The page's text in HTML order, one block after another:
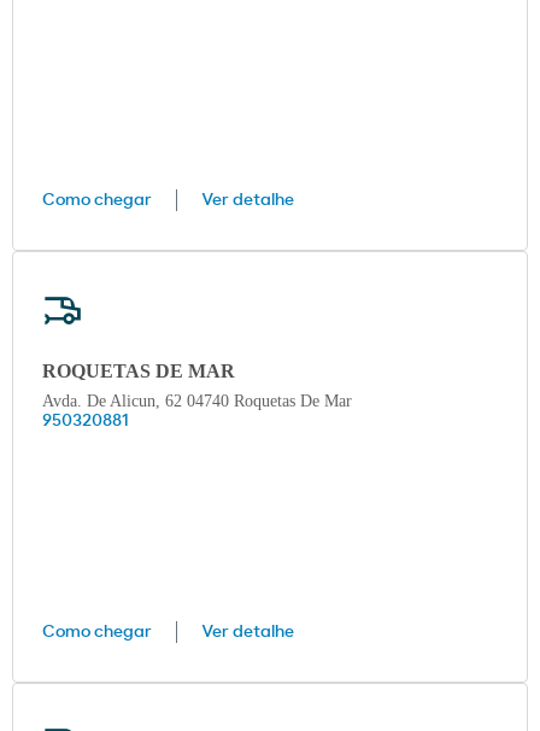
Como chegar Ver detalhe
ROQUETAS DE MAR
Avda. De Alicun, 62 04740 Roquetas De Mar
950320881
Como chegar Ver detalhe